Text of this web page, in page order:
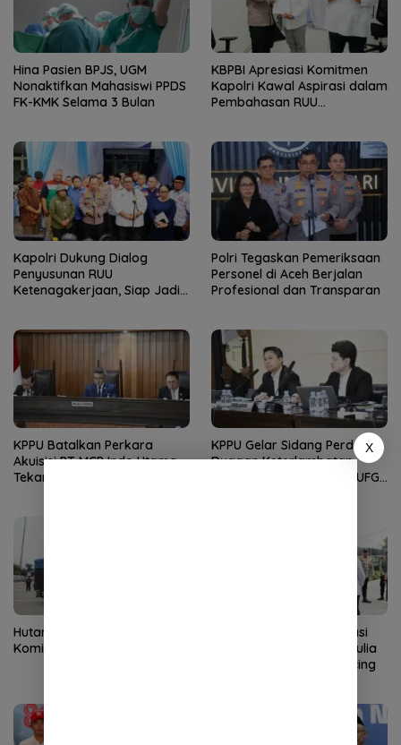
Hina Pasien BPJS, UGM
Nonaktifkan Mahasiswi PPDS
FK-KMK Selama 3 Bulan
KBPBI Apresiasi Komitmen
Kapolri Kawal Aspirasi dalam
Pembahasan RUU
Kapolri Dukung Dialog
Penyusunan RUU
Ketenagakerjaan, Siap Jadi
Polri Tegaskan Pemeriksaan
Personel di Aceh Berjalan
Profesional dan Transparan
KPPU Batalkan Perkara
Akuisisi PT MCP Indo Utama,
Tekankan Kepastian Hukum
KPPU Gelar Sidang Perdana
Dugaan Keterlambatan
Notifikasi Akuisisi oleh MUFG
Hutama Karya Tegaskan
Komitmen Zero ODOL
Wakapolri Dorong Inovasi
Personel, Bripda Putra Aulia
Jadi Teladan Green Policing
X